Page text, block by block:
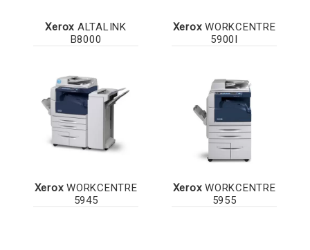
Xerox ALTALINK
B8000
XeroxWORKCENTRE
5900I
XeroxWORKCENTRE
5945
XeroxWORKCENTRE
5955